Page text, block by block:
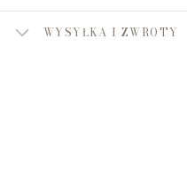
WYSYŁKA I ZWROTY